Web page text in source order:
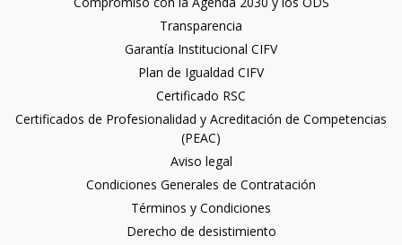
Transparencia
Garantía Institucional CIFV
Plan de Igualdad CIFV
Certificado RSC
Certificados de Profesionalidad y Acreditación de Competencias
(PEAC)
Aviso legal
Condiciones Generales de Contratación
Términos y Condiciones
Derecho de desistimiento